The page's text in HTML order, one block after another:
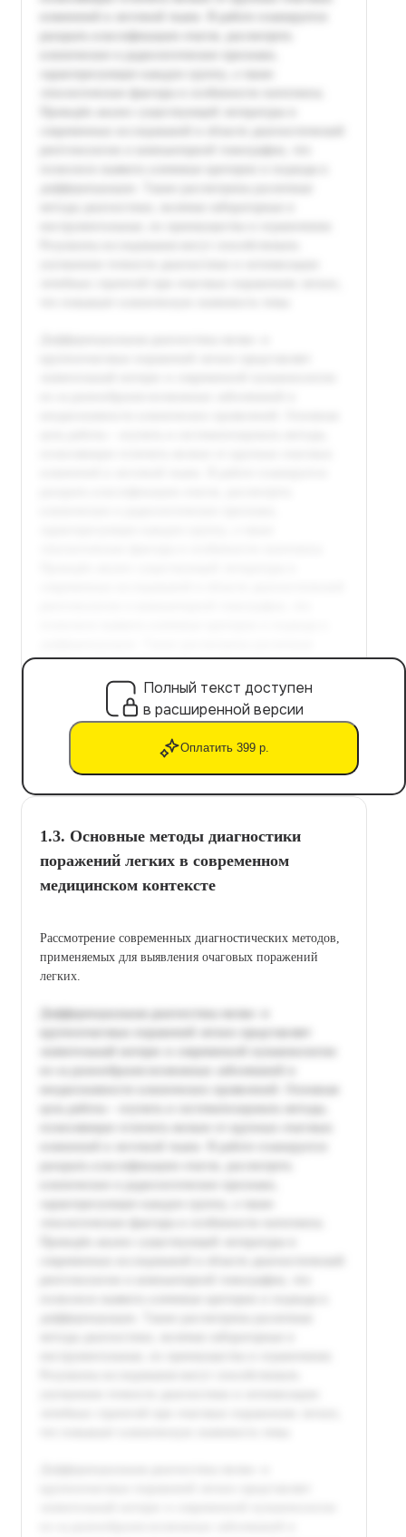
Полный текст доступен
в расширенной версии
Оплатить 399 р.
1.3. Основные методы диагностики
поражений легких в современном
медицинском контексте
Рассмотрение современных диагностических методов,
применяемых для выявления очаговых поражений
легких.